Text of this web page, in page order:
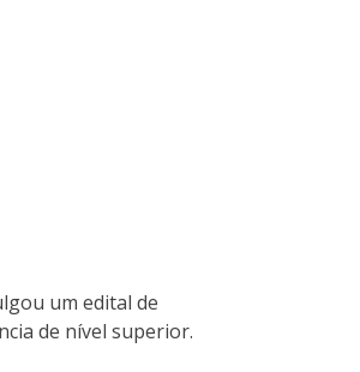
um edital de
de nível superior.